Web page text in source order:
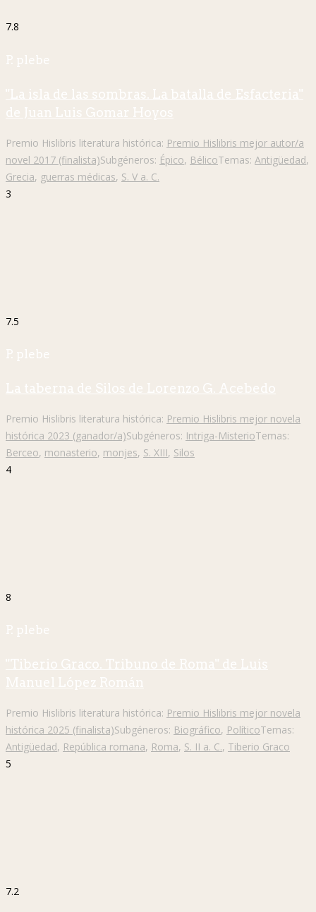
7.8
P. plebe
"La isla de las sombras. La batalla de Esfacteria"
de Juan Luis Gomar Hoyos
Premio Hislibris literatura histórica: Premio Hislibris mejor autor/a
novel 2017 (finalista)Subgéneros: Épico, BélicoTemas: Antigüedad,
Grecia, guerras médicas, S. V a. C.
3
7.5
P. plebe
La taberna de Silos de Lorenzo G. Acebedo
Premio Hislibris literatura histórica: Premio Hislibris mejor novela
histórica 2023 (ganador/a)Subgéneros: Intriga-MisterioTemas:
Berceo, monasterio, monjes, S. XIII, Silos
4
8
P. plebe
"Tiberio Graco. Tribuno de Roma" de Luis
Manuel López Román
Premio Hislibris literatura histórica: Premio Hislibris mejor novela
histórica 2025 (finalista)Subgéneros: Biográfico, PolíticoTemas:
Antigüedad, República romana, Roma, S. II a. C., Tiberio Graco
5
7.2